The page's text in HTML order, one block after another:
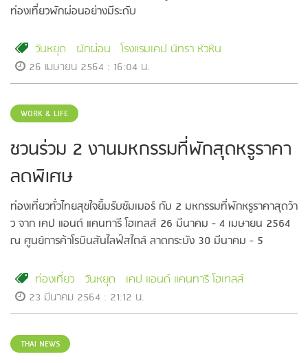
ท่องเที่ยวพักผ่อนอย่างมีระดับ
วันหยุด ผักผ่อน โรงแรมเคป นิทรา หัวหิน
26 เมษายน 2564 : 16:04 น.
WORK & LIFE
ชวนร่วม 2 งานมหกรรมที่พักสุดหรูราคา
ลดพิเศษ
ท่องเที่ยวทั่วไทยสุขใจยิ้มรับซัมเมอร์ กับ 2 มหกรรมที่พักหรูราคาสุดว้า
ว จาก เคป แอนด์ แคนทารี โฮเทลส์ 26 มีนาคม - 4 เมษายน 2564
ณ ศูนย์การค้าโรบินสันไลฟ์สไตล์ ลาดกระบัง 30 มีนาคม - 5
ท่องเที่ยว วันหยุด เคป แอนด์ แคนทารี โฮเทลส์
23 มีนาคม 2564 : 21:12 น.
THAI NEWS